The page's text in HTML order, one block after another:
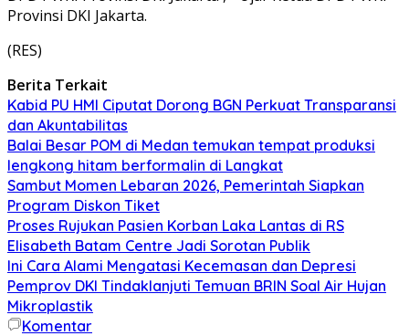
Provinsi DKI Jakarta.
(RES)
Berita Terkait
Kabid PU HMI Ciputat Dorong BGN Perkuat Transparansi
dan Akuntabilitas
Balai Besar POM di Medan temukan tempat produksi
lengkong hitam berformalin di Langkat
Sambut Momen Lebaran 2026, Pemerintah Siapkan
Program Diskon Tiket
Proses Rujukan Pasien Korban Laka Lantas di RS
Elisabeth Batam Centre Jadi Sorotan Publik
Ini Cara Alami Mengatasi Kecemasan dan Depresi
Pemprov DKI Tindaklanjuti Temuan BRIN Soal Air Hujan
Mikroplastik
Komentar